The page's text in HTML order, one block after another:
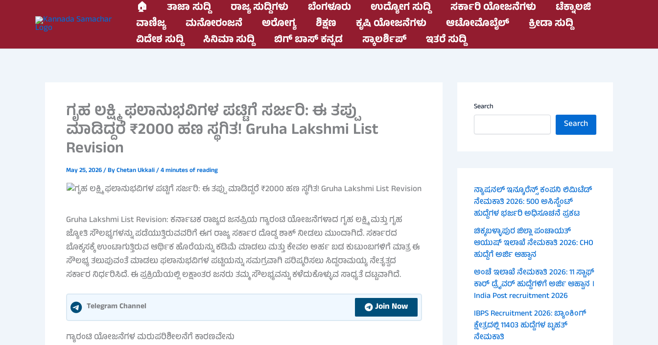
🏠 ತಾಜಾ ಸುದ್ದಿ ರಾಜ್ಯ ಸುದ್ದಿಗಳು ಬೆಂಗಳೂರು ಉದ್ಯೋಗ ಸುದ್ದಿ ಸರ್ಕಾರಿ ಯೋಜನೆಗಳು
ಟೆಕ್ನಾಲಜಿ
ವಾಣಿಜ್ಯ
ಮನೋರಂಜನೆ ಅರೋಗ್ಯ ಶಿಕ್ಷಣ ಕೃಷಿ ಯೋಜನೆಗಳು ಆಟೋಮೊಬೈಲ್
ಕ್ರೀಡಾ ಸುದ್ದಿ
ವಿದೇಶ ಸುದ್ದಿ
ಸಿನಿಮಾ ಸುದ್ದಿ ಬಿಗ್ ಬಾಸ್ ಕನ್ನಡ ಸ್ಕಾಲರ್ಶಿಪ್ ಇತರೆ ಸುದ್ದಿ
ಗೃಹ ಲಕ್ಷ್ಮಿ ಫಲಾನುಭವಿಗಳ ಪಟ್ಟಿಗೆ ಸರ್ಜರಿ: ಈ ತಪ್ಪು
ಮಾಡಿದ್ದರೆ ₹2000 ಹಣ ಸ್ಥಗಿತ! Gruha Lakshmi List
Revision
May 25, 2026/ ByChetan Ukkali/4 minutes of reading
Gruha Lakshmi List Revision: ಕರ್ನಾಟಕ ರಾಜ್ಯದ ಜನಪ್ರಿಯ ಗ್ಯಾರಂಟಿ ಯೋಜನೆಗಳಾದ ಗೃಹ ಲಕ್ಷ್ಮಿ ಮತ್ತು ಗೃಹ
ಜ್ಯೋತಿ ಸೌಲಭ್ಯಗಳನ್ನು ಪಡೆಯುತ್ತಿರುವವರಿಗೆ ಈಗ ರಾಜ್ಯ ಸರ್ಕಾರ ದೊಡ್ಡ ಶಾಕ್ ನೀಡಲು ಮುಂದಾಗಿದೆ. ಸರ್ಕಾರದ
ಬೊಕ್ಕಸಕ್ಕೆ ಉಂಟಾಗುತ್ತಿರುವ ಆರ್ಥಿಕ ಹೊರೆಯನ್ನು ಕಡಿಮೆ ಮಾಡಲು ಮತ್ತು ಕೇವಲ ಅರ್ಹ ಬಡ ಕುಟುಂಬಗಳಿಗೆ ಮಾತ್ರ ಈ
ಸೌಲಭ್ಯ ತಲುಪುವಂತೆ ಮಾಡಲು ಫಲಾನುಭವಿಗಳ ಪಟ್ಟಿಯನ್ನು ಸಮಗ್ರವಾಗಿ ಪರಿಷ್ಕರಿಸಲು ಸಿದ್ದರಾಮಯ್ಯ ನೇತೃತ್ವದ
ಸರ್ಕಾರ ನಿರ್ಧರಿಸಿದೆ. ಈ ಪ್ರಕ್ರಿಯೆಯಲ್ಲಿ ಲಕ್ಷಾಂತರ ಜನರು ತಮ್ಮ ಸೌಲಭ್ಯವನ್ನು ಕಳೆದುಕೊಳ್ಳುವ ಸಾಧ್ಯತೆ ದಟ್ಟವಾಗಿದೆ.
Telegram Channel Join Now
ಗ್ಯಾರಂಟಿ ಯೋಜನೆಗಳ ಮರುಪರಿಶೀಲನೆಗೆ ಕಾರಣವೇನು
Search
Search
ನ್ಯಾಷನಲ್ ಇನ್ಶೂರೆನ್ಸ್ ಕಂಪನಿ ಲಿಮಿಟೆಡ್
ನೇಮಕಾತಿ 2026: 500 ಅಸಿಸ್ಟೆಂಟ್
ಹುದ್ದೆಗಳ ಭರ್ಜರಿ ಅಧಿಸೂಚನೆ ಪ್ರಕಟ
ಚಿಕ್ಕಬಳ್ಳಾಪುರ ಜಿಲ್ಲಾ ಪಂಚಾಯತ್
ಆಯುಷ್ ಇಲಾಖೆ ನೇಮಕಾತಿ 2026: CHO
ಹುದ್ದೆಗೆ ಅರ್ಜಿ ಆಹ್ವಾನ
ಅಂಚೆ ಇಲಾಖೆ ನೇಮಕಾತಿ 2026: 11 ಸ್ಟಾಫ್
ಕಾರ್ ಡ್ರೈವರ್ ಹುದ್ದೆಗಳಿಗೆ ಅರ್ಜಿ ಆಹ್ವಾನ ।
India Post recruitment 2026
IBPS Recruitment 2026: ಬ್ಯಾಂಕಿಂಗ್
ಕ್ಷೇತ್ರದಲ್ಲಿ 11403 ಹುದ್ದೆಗಳ ಬೃಹತ್
ನೇಮಕಾತಿ